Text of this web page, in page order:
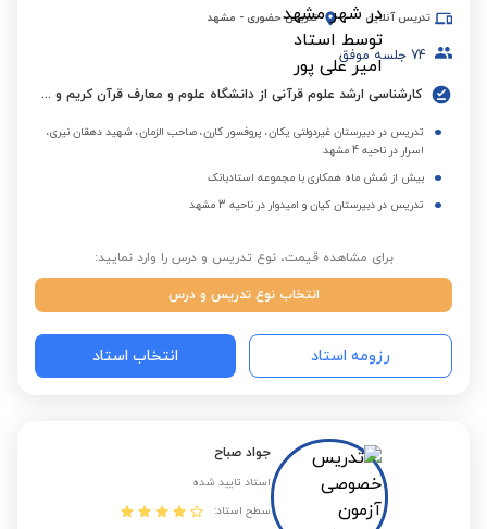
تدریس آنلاین تدریس حضوری - مشهد
74 جلسه موفق
کارشناسی ارشد علوم قرآنی از دانشگاه علوم و معارف قرآن کریم و معلم آموزش و پرورش
تدریس در دبیرستان غیردولتی یکان، پروفسور کارن، صاحب الزمان، شهید دهقان نیری،
اسرار در ناحیه 4 مشهد
بیش از شش ماه همکاری با مجموعه استادبانک
تدریس در دبیرستان کیان و امیدوار در ناحیه 3 مشهد
برای مشاهده قیمت، نوع تدریس و درس را وارد نمایید:
انتخاب نوع تدریس و درس
رزومه استاد انتخاب استاد
جواد صباح
استاد تایید شده
سطح استاد: